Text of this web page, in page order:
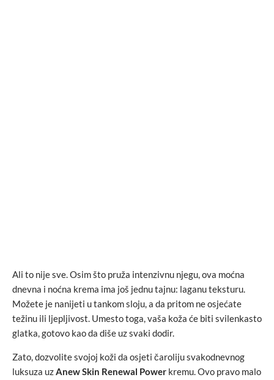
Ali to nije sve. Osim što pruža intenzivnu njegu, ova moćna
dnevna i noćna krema ima još jednu tajnu: laganu teksturu.
Možete je nanijeti u tankom sloju, a da pritom ne osjećate
težinu ili ljepljivost. Umesto toga, vaša koža će biti svilenkasto
glatka, gotovo kao da diše uz svaki dodir.
Zato, dozvolite svojoj koži da osjeti čaroliju svakodnevnog
luksuza uzAnew Skin Renewal Power kremu. Ovo pravo malo